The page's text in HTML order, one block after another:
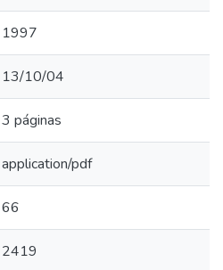
1997
13/10/04
3 páginas
application/pdf
66
2419